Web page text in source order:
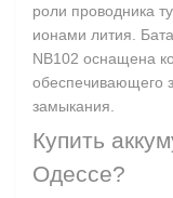
роли проводника
ионами лития.
NB102 оснащена
обеспечивающего
замыкания.
Купить
Одессе?